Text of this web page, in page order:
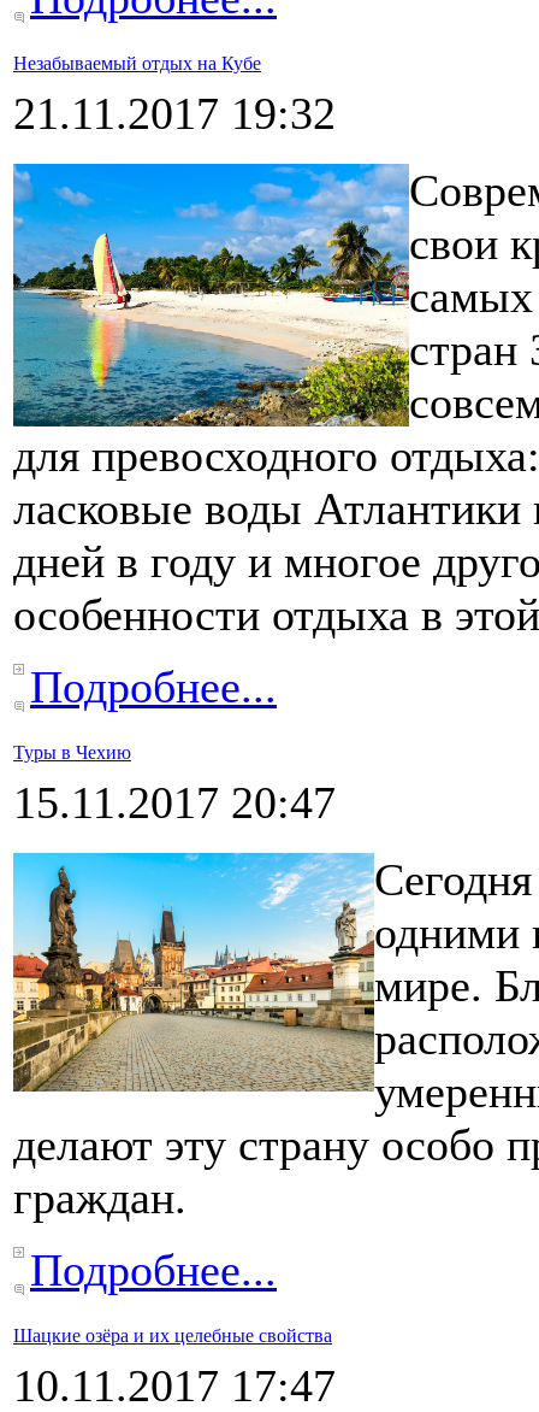
Незабываемый отдых на Кубе
21.11.2017 19:32
свои
стран
для превосходного
ласковые воды
дней в году и многое
особенности отдыха в
Подробнее...
Туры в Чехию
15.11.2017 20:47
одними
мире.
делают эту страну особо
граждан.
Подробнее...
Шацкие озёра и их целебные свойства
10.11.2017 17:47